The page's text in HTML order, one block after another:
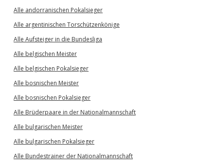
Alle andorranischen Pokalsieger
Alle argentinischen Torschützenkönige
Alle Aufsteiger in die Bundesliga
Alle belgischen Meister
Alle belgischen Pokalsieger
Alle bosnischen Meister
Alle bosnischen Pokalsieger
Alle Brüderpaare in der Nationalmannschaft
Alle bulgarischen Meister
Alle bulgarischen Pokalsieger
Alle Bundestrainer der Nationalmannschaft